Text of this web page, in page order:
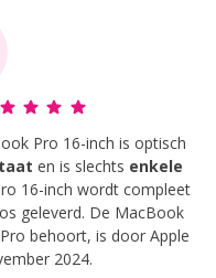
Pro 16-inch is optisch
en is slechts enkele
16-inch wordt compleet
geleverd. De MacBook
behoort, is door Apple
2024.